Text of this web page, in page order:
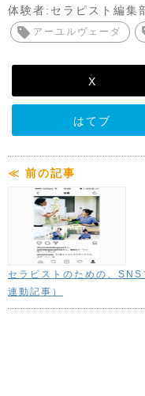
体験者:セラピスト編
アーユルヴェーダ
X
はてブ
≪ 前の記事
セラピストのための、
連動記事）